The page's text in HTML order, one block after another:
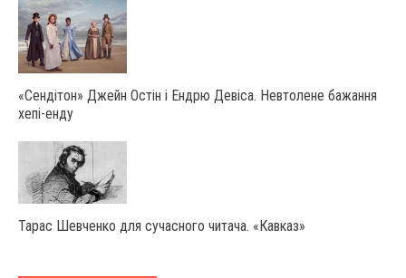
«Сендітон» Джейн Остін і Ендрю Девіса. Невтолене бажання
хепі-енду
Тарас Шевченко для сучасного читача. «Кавказ»